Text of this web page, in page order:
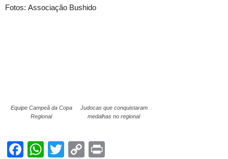
Fotos: Associação Bushido
Equipe Campeã da Copa
Regional
Judocas que conquistaram
medalhas no regional
Facebook
WhatsApp
TwitterCopy